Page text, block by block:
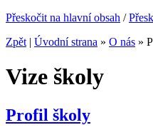
Přeskočit na hlavní obsah /
Zpět | Úvodní strana » O nás »
Vize školy
Profil školy